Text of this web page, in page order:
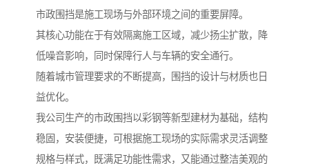
市政围挡是施工现场与外部环境之间的重要屏障。
其核心功能在于有效隔离施工区域，减少扬尘扩散，降
低噪音影响，同时保障行人与车辆的安全通行。
随着城市管理要求的不断提高，围挡的设计与材质也日
益优化。
我公司生产的市政围挡以彩钢等新型建材为基础，结构
稳固，安装便捷，可根据施工现场的实际需求灵活调整
规格与样式，既满足功能性需求，又能通过整洁美观的